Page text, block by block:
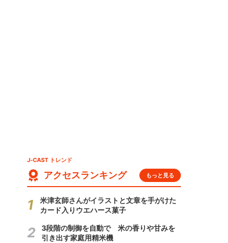
J-CAST トレンド
アクセスランキング もっと見る
米津玄師さんがイラストと文章を手がけた
カード入りウエハース菓子
3段階の制御を自動で 米の香りや甘みを
引き出す家庭用精米機